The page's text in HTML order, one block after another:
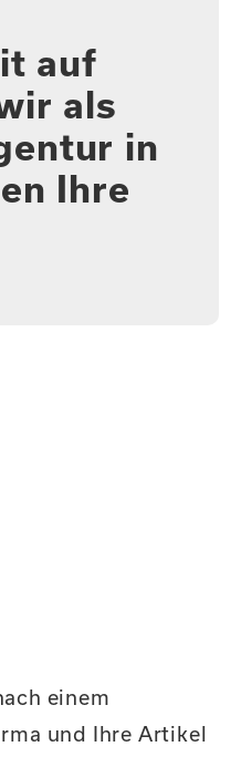
auf
als
in
Ihre
einem
und Ihre Artikel